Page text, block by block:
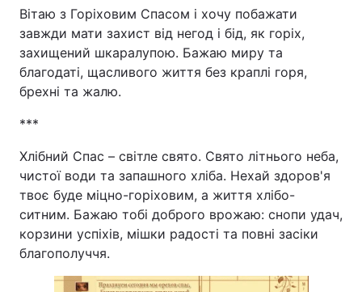
Вітаю з Горіховим Спасом і хочу побажати
завжди мати захист від негод і бід, як горіх,
захищений шкаралупою. Бажаю миру та
благодаті, щасливого життя без краплі горя,
брехні та жалю.
***
Хлібний Спас – світле свято. Свято літнього неба,
чистої води та запашного хліба. Нехай здоров'я
твоє буде міцно-горіховим, а життя хлібо-
ситним. Бажаю тобі доброго врожаю: снопи удач,
корзини успіхів, мішки радості та повні засіки
благополуччя.